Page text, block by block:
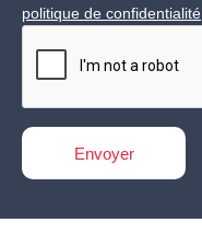
politique de confidentialité